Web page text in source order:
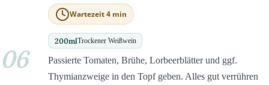
Wartezeit 4 min
200mlTrockener Weißwein
06
Passierte Tomaten, Brühe, Lorbeerblätter und ggf.
Thymianzweige in den Topf geben. Alles gut verrühren